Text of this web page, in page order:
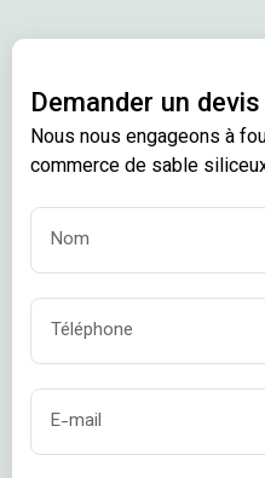
Demander un devis
Nous nous engageons à
commerce de sable